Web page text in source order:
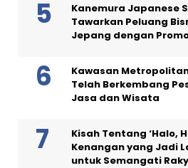
Kanemura Japanese
Tawarkan Peluang
Jepang dengan
Kawasan
Telah Berkembang
Jasa dan Wisata
Kisah Tentang ‘Halo,
Kenangan yang Jadi
untuk Semangati